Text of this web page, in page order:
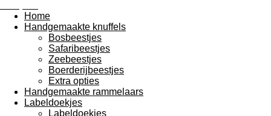
Home
Handgemaakte knuffels
Bosbeestjes
Safaribeestjes
Zeebeestjes
Boerderijbeestjes
Extra opties
Handgemaakte rammelaars
Labeldoekjes
Labeldoekjes